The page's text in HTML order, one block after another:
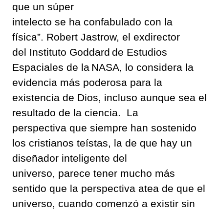
que un súper
intelecto se ha confabulado con la
física” Robert Jastrow, el exdirector
del Instituto Goddard de Estudios
Espaciales de la NASA
lo considera la
evidencia más poderosa para la
existencia de Dios,
incluso aunque sea el
resultado de la ciencia
La
perspectiva que siempre han sostenido
los cristianos teístas
la de que hay un
diseñador inteligente del
universo
parece tener mucho más
sentido que la perspectiva atea de que el
universo cuando comenzó a existir sin